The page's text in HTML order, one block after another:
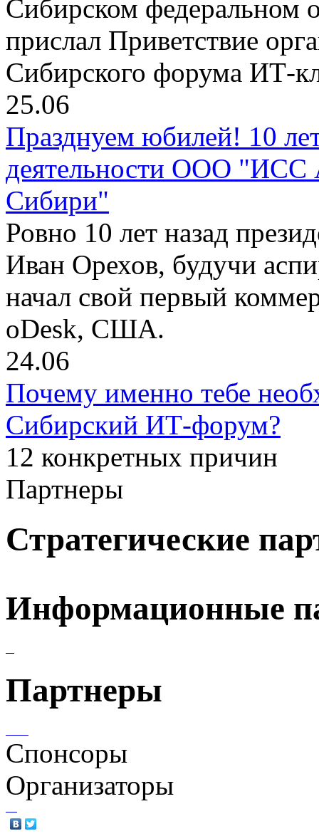
Сибирском федеральном
прислал Приветствие
Сибирского форума ИТ-
25.06
Празднуем юбилей! 10
деятельности ООО "ИСС
Сибири"
Ровно 10 лет назад
Иван Орехов, будучи
начал свой первый
oDesk, США.
24.06
Почему именно тебе
Сибирский ИТ-форум?
12 конкретных причин
Партнеры
Стратегические
Информационные
Партнеры
Спонсоры
Организаторы